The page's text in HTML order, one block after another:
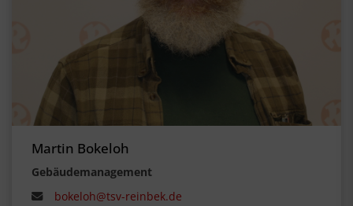
Martin Bokeloh
Gebäudemanagement
bokeloh@tsv-reinbek.de